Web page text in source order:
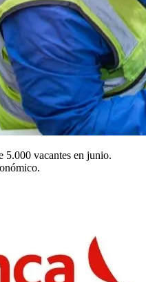
5.000 vacantes en junio.